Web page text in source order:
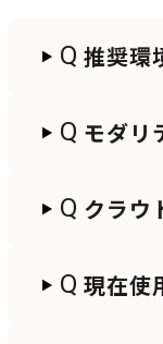
Q推奨環
Q モダリ
Q クラウ
Q現在使